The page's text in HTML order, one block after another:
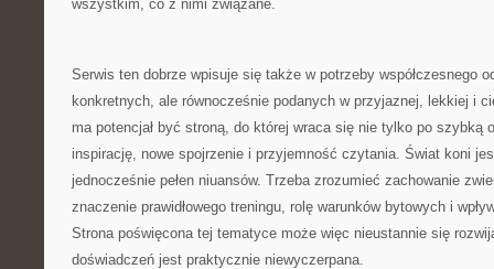
wszystkim, co z nimi związane.
Serwis ten dobrze wpisuje się także w potrzeby współczesnego
konkretnych, ale równocześnie podanych w przyjaznej, lekkiej i
ma potencjał być stroną, do której wraca się nie tylko po szybką
inspirację, nowe spojrzenie i przyjemność czytania. Świat koni
jednocześnie pełen niuansów. Trzeba zrozumieć zachowanie
znaczenie prawidłowego treningu, rolę warunków bytowych i
Strona poświęcona tej tematyce może więc nieustannie się
doświadczeń jest praktycznie niewyczerpana.